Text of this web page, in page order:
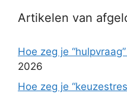
Artikelen van
Hoe zeg je
2026
Hoe zeg je